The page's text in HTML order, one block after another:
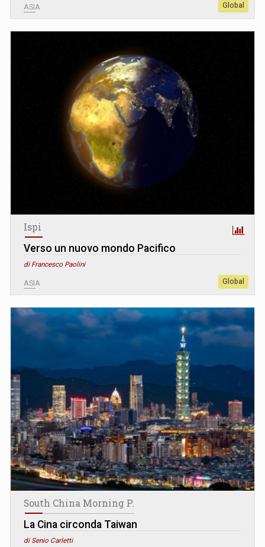
ASIA Global
Ispi
Verso un nuovo mondo Pacifico
di Francesco Paolini
ASIA Global
South China Morning P.
La Cina circonda Taiwan
di Senio Carletti